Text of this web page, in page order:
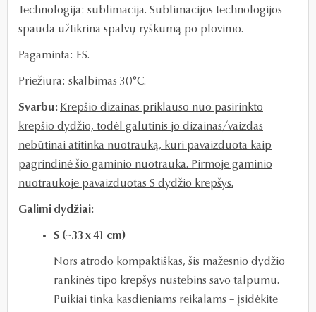
Technologija: sublimacija. Sublimacijos technologijos
spauda užtikrina spalvų ryškumą po plovimo.
Pagaminta: ES.
Priežiūra: skalbimas 30°C.
Svarbu: Krepšio dizainas priklauso nuo pasirinkto
krepšio dydžio, todėl galutinis jo dizainas/vaizdas
nebūtinai atitinka nuotrauką, kuri pavaizduota kaip
pagrindinė šio gaminio nuotrauka. Pirmoje gaminio
nuotraukoje pavaizduotas S dydžio krepšys.
Galimi dydžiai:
S (~33 x 41 cm)
Nors atrodo kompaktiškas, šis mažesnio dydžio
rankinės tipo krepšys nustebins savo talpumu.
Puikiai tinka kasdieniams reikalams – įsidėkite